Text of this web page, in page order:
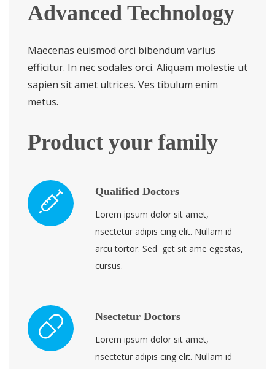
Advanced Technology
Maecenas euismod orci bibendum varius
efficitur. In nec sodales orci. Aliquam molestie ut
sapien sit amet ultrices. Ves tibulum enim
metus.
Product your family
Qualified Doctors
Lorem ipsum dolor sit amet,
nsectetur adipis cing elit. Nullam id
arcu tortor. Sed get sit ame egestas,
cursus.
Nsectetur Doctors
Lorem ipsum dolor sit amet,
nsectetur adipis cing elit. Nullam id